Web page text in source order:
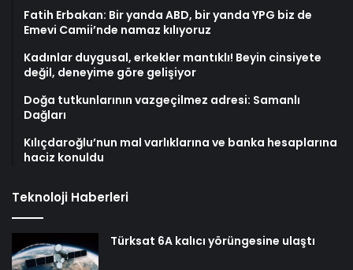
Fatih Erbakan: Bir yanda ABD, bir yanda YPG biz de
Emevi Camii’nde namaz kılıyoruz
Kadınlar duygusal, erkekler mantıklı! Beyin cinsiyete
değil, deneyime göre gelişiyor
Doğa tutkunlarının vazgeçilmez adresi: Samanlı
Dağları
Kılıçdaroğlu’nun mal varlıklarına ve banka hesaplarına
haciz konuldu
Teknoloji Haberleri
Türksat 6A kalıcı yörüngesine ulaştı